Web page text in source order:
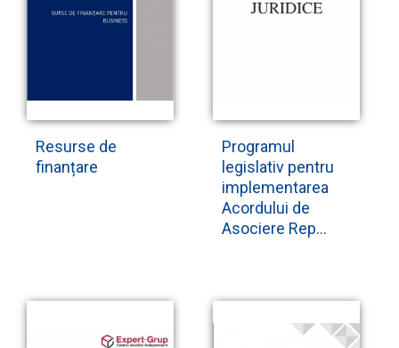
Resurse de
finanțare
Programul
legislativ pentru
implementarea
Acordului de
Asociere Rep...